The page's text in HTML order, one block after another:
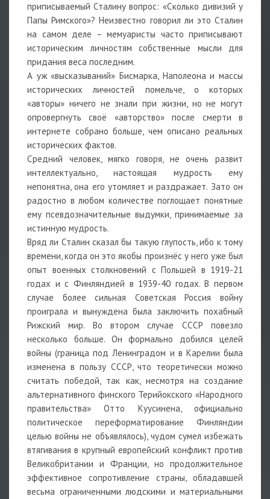
приписываемый Сталину вопрос: «Сколько дивизий у
Папы Римского»? Неизвестно говорил ли это Сталин
на самом деле – мемуаристы часто приписывают
историческим личностям собственные мысли для
придания веса последним.
А уж «высказываний» Бисмарка, Наполеона и массы
исторических личностей помельче, о которых
«авторы» ничего не знали при жизни, но не могут
опровергнуть своё «авторство» после смерти в
интернете собрано больше, чем описано реальных
исторических фактов.
Средний человек, мягко говоря, не очень развит
интеллектуально, настоящая мудрость ему
непонятна, она его утомляет и раздражает. Зато он
радостно в любом количестве поглощает понятные
ему псевдозначительные выдумки, принимаемые за
истинную мудрость.
Вряд ли Сталин сказал бы такую глупость, ибо к тому
времени, когда он это якобы произнёс у него уже был
опыт военных столкновений с Польшей в 1919-21
годах и с Финляндией в 1939-40 годах. В первом
случае более сильная Советская Россия войну
проиграла и вынуждена была заключить похабный
Рижский мир. Во втором случае СССР повезло
несколько больше. Он формально добился целей
войны (граница под Ленинградом и в Карелии была
изменена в пользу СССР, что теоретически можно
считать победой, так как, несмотря на создание
альтернативного финского Терийокского «Народного
правительства» Отто Куусинена, официально
политическое переформатирование Финляндии
целью войны не объявлялось), чудом сумел избежать
втягивания в крупный европейский конфликт против
Великобритании и Франции, но продолжительное
эффективное сопротивление страны, обладавшей
весьма ограниченными людскими и материальными